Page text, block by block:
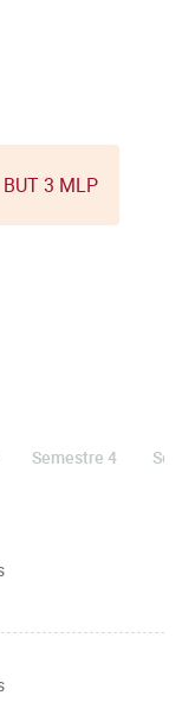
BUT 3 MLP
Semestre 4